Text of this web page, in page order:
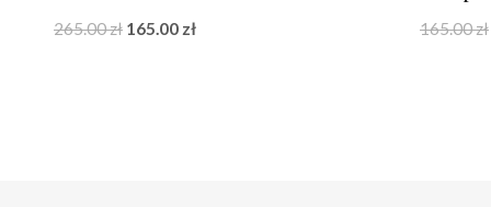
265.00zł Pierwotna
165.00 złAktualna
165.00zł